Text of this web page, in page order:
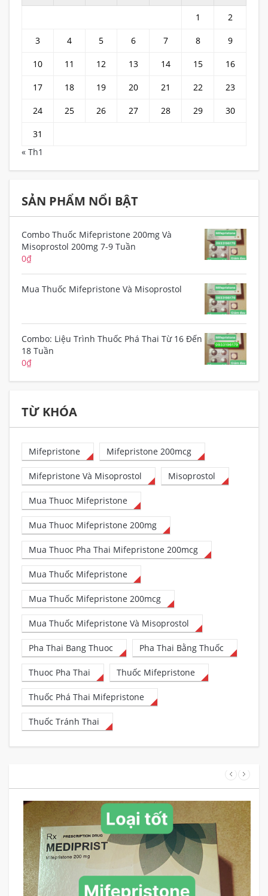
1 2
3 4 5 6 7 8 9
10 11 12 13 14 15 16
17 18 19 20 21 22 23
24 25 26 27 28 29 30
31
« Th1
SẢN PHẨM NỔI BẬT
Combo Thuốc Mifepristone 200mg Và
Misoprostol 200mg 7-9 Tuần
0₫
Mua Thuốc Mifepristone Và Misoprostol
Combo: Liệu Trình Thuốc Phá Thai Từ 16 Đến
18 Tuần
0₫
TỪ KHÓA
Mifepristone Mifepristone 200mcg
Mifepristone Và Misoprostol Misoprostol
Mua Thuoc Mifepristone
Mua Thuoc Mifepristone 200mg
Mua Thuoc Pha Thai Mifepristone 200mcg
Mua Thuốc Mifepristone
Mua Thuốc Mifepristone 200mcg
Mua Thuốc Mifepristone Và Misoprostol
Pha Thai Bang Thuoc Pha Thai Bằng Thuốc
Thuoc Pha Thai Thuốc Mifepristone
Thuốc Phá Thai Mifepristone
Thuốc Tránh Thai